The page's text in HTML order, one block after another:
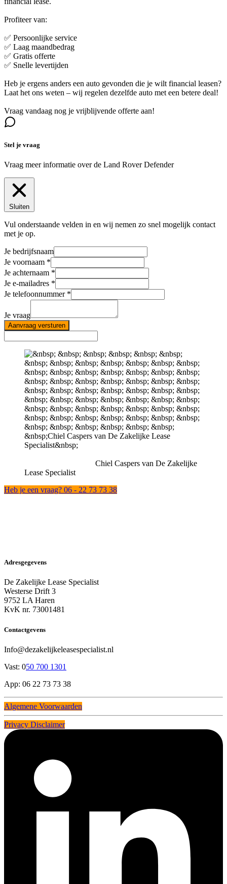
Profiteer van:
✅ Persoonlijke service
✅ Laag maandbedrag
✅ Gratis offerte
✅ Snelle levertijden
Heb je ergens anders een auto gevonden die je wilt financial leasen?
Laat het ons weten – wij regelen dezelfde auto met een betere deal!
Vraag vandaag nog je vrijblijvende offerte aan!
Stel je vraag
Vraag meer informatie over de Land Rover Defender
Sluiten
Vul onderstaande velden in en wij nemen zo snel mogelijk contact
met je op.
Je bedrijfsnaam
Je voornaam
Je achternaam
Je e-mailadres
Je telefoonnummer
Je vraag
Aanvraag versturen
Chiel Caspers van De Zakelijke
Lease Specialist
Heb je een vraag? 06 - 22 73 73 38
Adresgegevens
De Zakelijke Lease Specialist
Westerse Drift 3
9752 LA Haren
KvK nr. 73001481
Contactgevens
Info@dezakelijkeleasespecialist.nl
Vast: 050 700 1301
App: 06 22 73 73 38
Algemene Voorwaarden
Privacy Disclaimer